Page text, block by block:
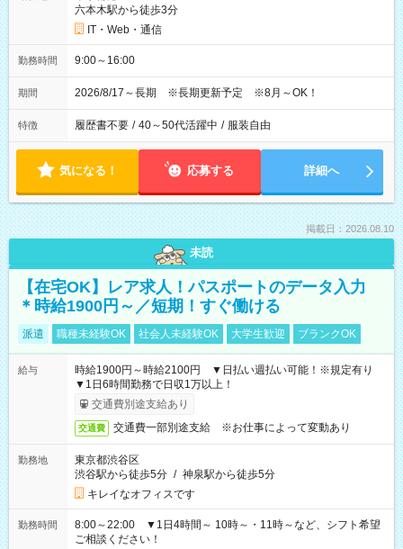
六本木駅から徒歩3分
IT・Web・通信
勤務時間 9:00～16:00
期間 2026/8/17～長期 ※長期更新予定 ※8月～OK！
特徴 履歴書不要 / 40～50代活躍中 / 服装自由
気になる！ 応募する 詳細へ
掲載日：2026.08.10
未読
【在宅OK】レア求人！パスポートのデータ入力
＊時給1900円～／短期！すぐ働ける
派遣 職種未経験OK 社会人未経験OK 大学生歓迎 ブランクOK
給与
時給1900円～時給2100円 ▼日払い週払い可能！※規定有り
▼1日6時間勤務で日収1万以上！
交通費別途支給あり
交通費 交通費一部別途支給 ※お仕事によって変動あり
勤務地
東京都渋谷区
渋谷駅から徒歩5分 / 神泉駅から徒歩5分
キレイなオフィスです
勤務時間
8:00～22:00 ▼1日4時間～ 10時～・11時～など、シフト希望
ご相談ください！